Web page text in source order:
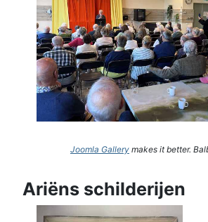
Joomla Gallery makes it better.
Ariëns schilderijen